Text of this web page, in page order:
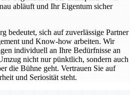
abläuft und Ihr Eigentum sicher
bedeutet, sich auf zuverlässige Partner
und Know-how arbeiten. Wir
individuell an Ihre Bedürfnisse an
nicht nur pünktlich, sondern auch
die Bühne geht. Vertrauen Sie auf
und Seriosität steht.